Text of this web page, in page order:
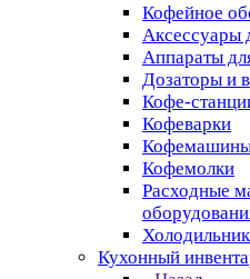
Кофейное
Аксессуары
Аппараты
Дозаторы и
Кофе-
Кофеварки
Кофемолки
Расходные
Кухонный